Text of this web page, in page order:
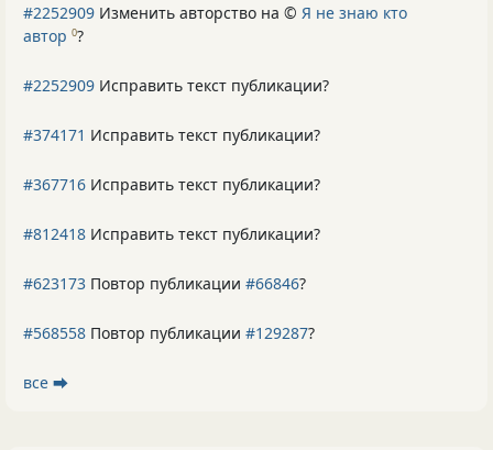
#2252909 Изменить авторство на © Я не знаю кто
автор 0?
#2252909 Исправить текст публикации?
#374171 Исправить текст публикации?
#367716 Исправить текст публикации?
#812418 Исправить текст публикации?
#623173 Повтор публикации #66846?
#568558 Повтор публикации #129287?
все ⮕